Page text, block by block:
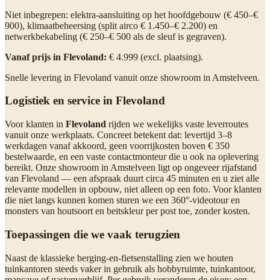
Niet inbegrepen: elektra-aansluiting op het hoofdgebouw (€ 450–€
900), klimaatbeheersing (split airco € 1.450–€ 2.200) en
netwerkbekabeling (€ 250–€ 500 als de sleuf is gegraven).
Vanaf prijs in Flevoland: € 4.999 (excl. plaatsing).
Snelle levering in Flevoland vanuit onze showroom in Amstelveen.
Logistiek en service in Flevoland
Voor klanten in Flevoland rijden we wekelijks vaste leverroutes
vanuit onze werkplaats. Concreet betekent dat: levertijd 3–8
werkdagen vanaf akkoord, geen voorrijkosten boven € 350
bestelwaarde, en een vaste contactmonteur die u ook na oplevering
bereikt. Onze showroom in Amstelveen ligt op ongeveer rijafstand
van Flevoland — een afspraak duurt circa 45 minuten en u ziet alle
relevante modellen in opbouw, niet alleen op een foto. Voor klanten
die niet langs kunnen komen sturen we een 360°-videotour en
monsters van houtsoort en beitskleur per post toe, zonder kosten.
Toepassingen die we vaak terugzien
Naast de klassieke berging-en-fietsenstalling zien we houten
tuinkantoren steeds vaker in gebruik als hobbyruimte, tuinkantoor,